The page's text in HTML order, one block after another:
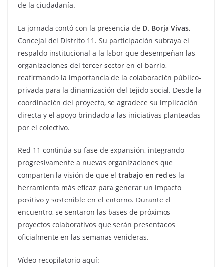
de la ciudadanía.
La jornada contó con la presencia de D. Borja Vivas,
Concejal del Distrito 11. Su participación subraya el
respaldo institucional a la labor que desempeñan las
organizaciones del tercer sector en el barrio,
reafirmando la importancia de la colaboración público-
privada para la dinamización del tejido social. Desde la
coordinación del proyecto, se agradece su implicación
directa y el apoyo brindado a las iniciativas planteadas
por el colectivo.
Red 11 continúa su fase de expansión, integrando
progresivamente a nuevas organizaciones que
comparten la visión de que el trabajo en red es la
herramienta más eficaz para generar un impacto
positivo y sostenible en el entorno. Durante el
encuentro, se sentaron las bases de próximos
proyectos colaborativos que serán presentados
oficialmente en las semanas venideras.
Vídeo recopilatorio aquí: